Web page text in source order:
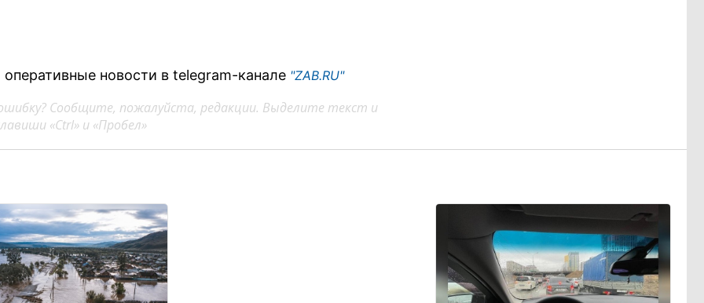
новости в telegram-канале "ZAB.RU"
Сообщите, пожалуйста, редакции. Выделите текст и
«Ctrl» и «Пробел»